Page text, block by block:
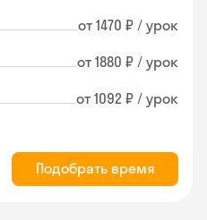
от 1470 ₽ / урок
от 1880 ₽ / урок
от 1092 ₽ / урок
Подобрать время